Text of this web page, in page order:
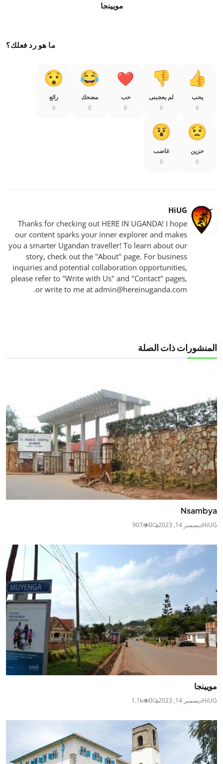
مويينجا
ما هو رد فعلك؟
يحب
0
لم يعجبنى
0
حب
0
مضحك
0
رائع
0
حزين
0
غاضب
0
HiUG
Thanks for checking out HERE IN UGANDA! I hope
our content sparks your inner explorer and makes
you a smarter Ugandan traveller! To learn about our
story, check out the "About" page. For business
inquiries and potential collaboration opportunities,
please refer to "Write with Us" and "Contact" pages,
or write to me at admin@hereinuganda.com
.
المنشورات ذات الصلة
Nsambya
HiUGديسمبر 14, 2023 0
907
مويينجا
HiUGديسمبر 14, 2023 0
1.1k